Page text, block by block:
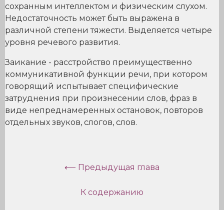
сохранным интеллектом и физическим слухом.
Недостаточность может быть выражена в
различной степени тяжести. Выделяется четыре
уровня речевого развития.
Заикание - расстройство преимущественно
коммуникативной функции речи, при котором
говорящий испытывает специфические
затруднения при произнесении слов, фраз в
виде непреднамеренных остановок, повторов
отдельных звуков, слогов, слов.
⟵ Предыдущая глава
К содержанию